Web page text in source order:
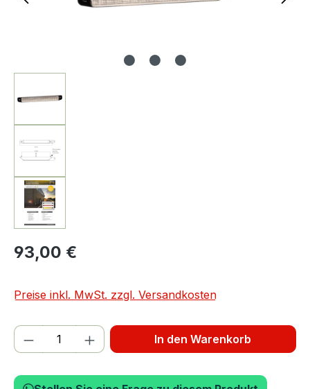
93,00 €
Preise inkl. MwSt. zzgl. Versandkosten
Produkt Anzahl: Gib den gewünschten
In den Warenkorb